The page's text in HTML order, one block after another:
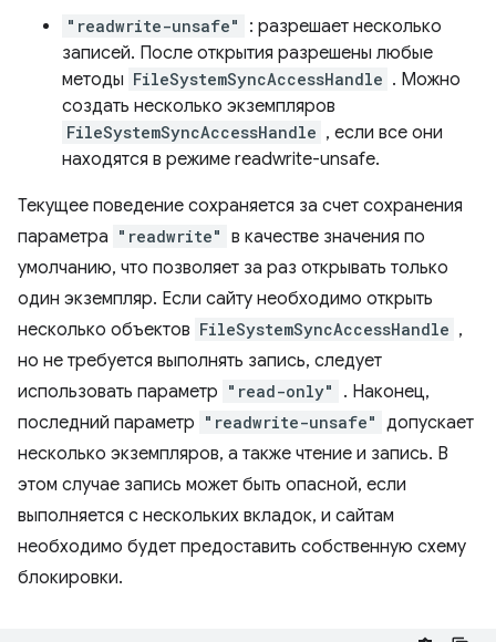
"readwrite-unsafe"
: разрешает несколько
записей. После открытия разрешены любые
методы FileSystemSyncAccessHandle . Можно
создать несколько экземпляров
FileSystemSyncAccessHandle , если все они
находятся в режиме readwrite-unsafe.
Текущее поведение сохраняется за счет сохранения
параметра "readwrite" в качестве значения по
умолчанию, что позволяет за раз открывать только
один экземпляр. Если сайту необходимо открыть
несколько объектов FileSystemSyncAccessHandle ,
но не требуется выполнять запись, следует
использовать параметр "read-only"
. Наконец,
последний параметр "readwrite-unsafe" допускает
несколько экземпляров, а также чтение и запись. В
этом случае запись может быть опасной, если
выполняется с нескольких вкладок, и сайтам
необходимо будет предоставить собственную схему
блокировки.